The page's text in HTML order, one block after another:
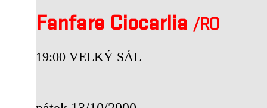
Fanfare Ciocarlia /RO
19:00 VELKÝ SÁL